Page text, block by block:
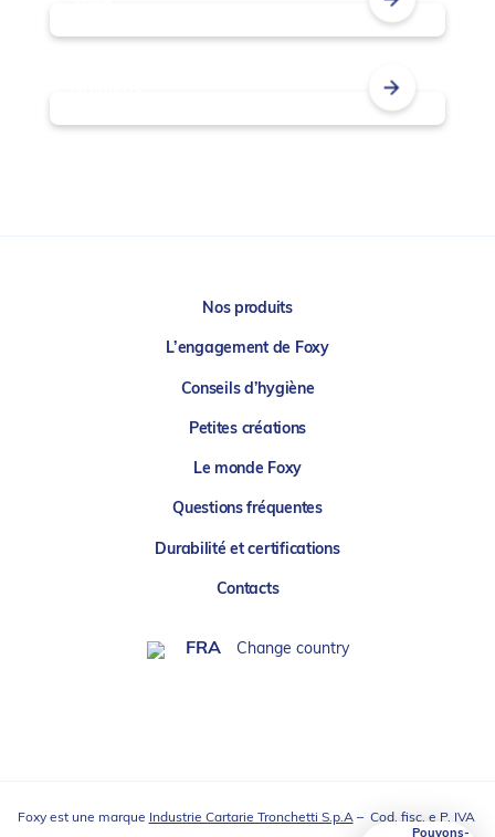
Nos produits
L’engagement de Foxy
Conseils d’hygiène
Petites créations
Le monde Foxy
Questions fréquentes
Durabilité et certifications
Contacts
FRA Change country
Foxy est une marque Industrie Cartarie Tronchetti S.p.A– Cod. fisc. e P. IVA
Pouvons-